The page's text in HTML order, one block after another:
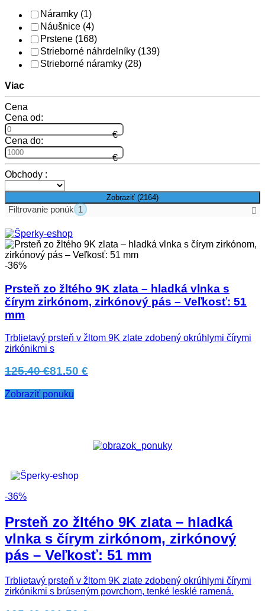
Náramky (1)
Náušnice (4)
Prstene (168)
Strieborné náhrdelníky (139)
Strieborné náramky (28)
Viac
Cena
Cena od:
Cena do:
Obchody :
Zobraziť (2164)
Filtrovanie ponúk 1
Aktívne filtre
Skupiny produktov
Zlaté prstene
Skupiny produktov
Náušnice(4)
Prstene
Strieborné náramky
Viac
Značka produktu
Viac
Zobraziť (2164)
-36%
Prsteň zo žltého 9K zlata – hladká vlnka s
čírym zirkónom, zirkónový pás – Veľkosť: 51
mm
Trblietavý prsteň v žltom 9K zlate zdobený okrúhlymi čírymi
zirkónikmi s
125.40 €81.50 €
Zobraziť ponuku
-36%
Prsteň zo žltého 9K zlata – hladká
vlnka s čírym zirkónom, zirkónový
pás – Veľkosť: 51 mm
Trblietavý prsteň v žltom 9K zlate zdobený okrúhlymi čírymi
zirkónikmi s brúseným povrchom, tenké lesklé ramená.